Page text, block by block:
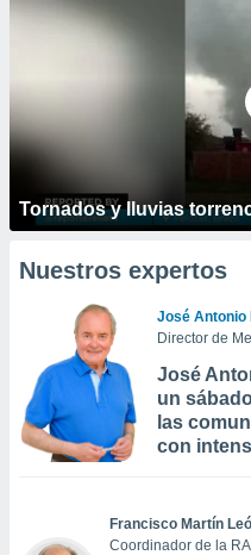
Tornados y lluvias
Nuestros expertos
José Antonio
Director de
José
un
las
con
Francisco Martín
Coordinador de la